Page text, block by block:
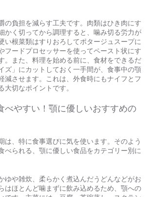
の負担を減らす工夫です。肉類はひき肉にす
かく切ってから調理すると、噛み切る労力が
い根菜類はすりおろしてポタージュスープに
フードプロセッサーを使ってペースト状にす
。また、料理を始める前に、食材をできるだ
ズ」にカットしておく一手間が、食事中の顎
減させます。これは、外食時にもナイフとフ
大切なポイントです。
べやすい！顎に優しいおすすめの
は、特に食事選びに気を使います。そのよう
べられる、顎に優しい食品をカテゴリー別に
ゆや雑炊、柔らかく煮込んだうどんなどがお
はほとんど噛まずに飲み込めるため、顎への